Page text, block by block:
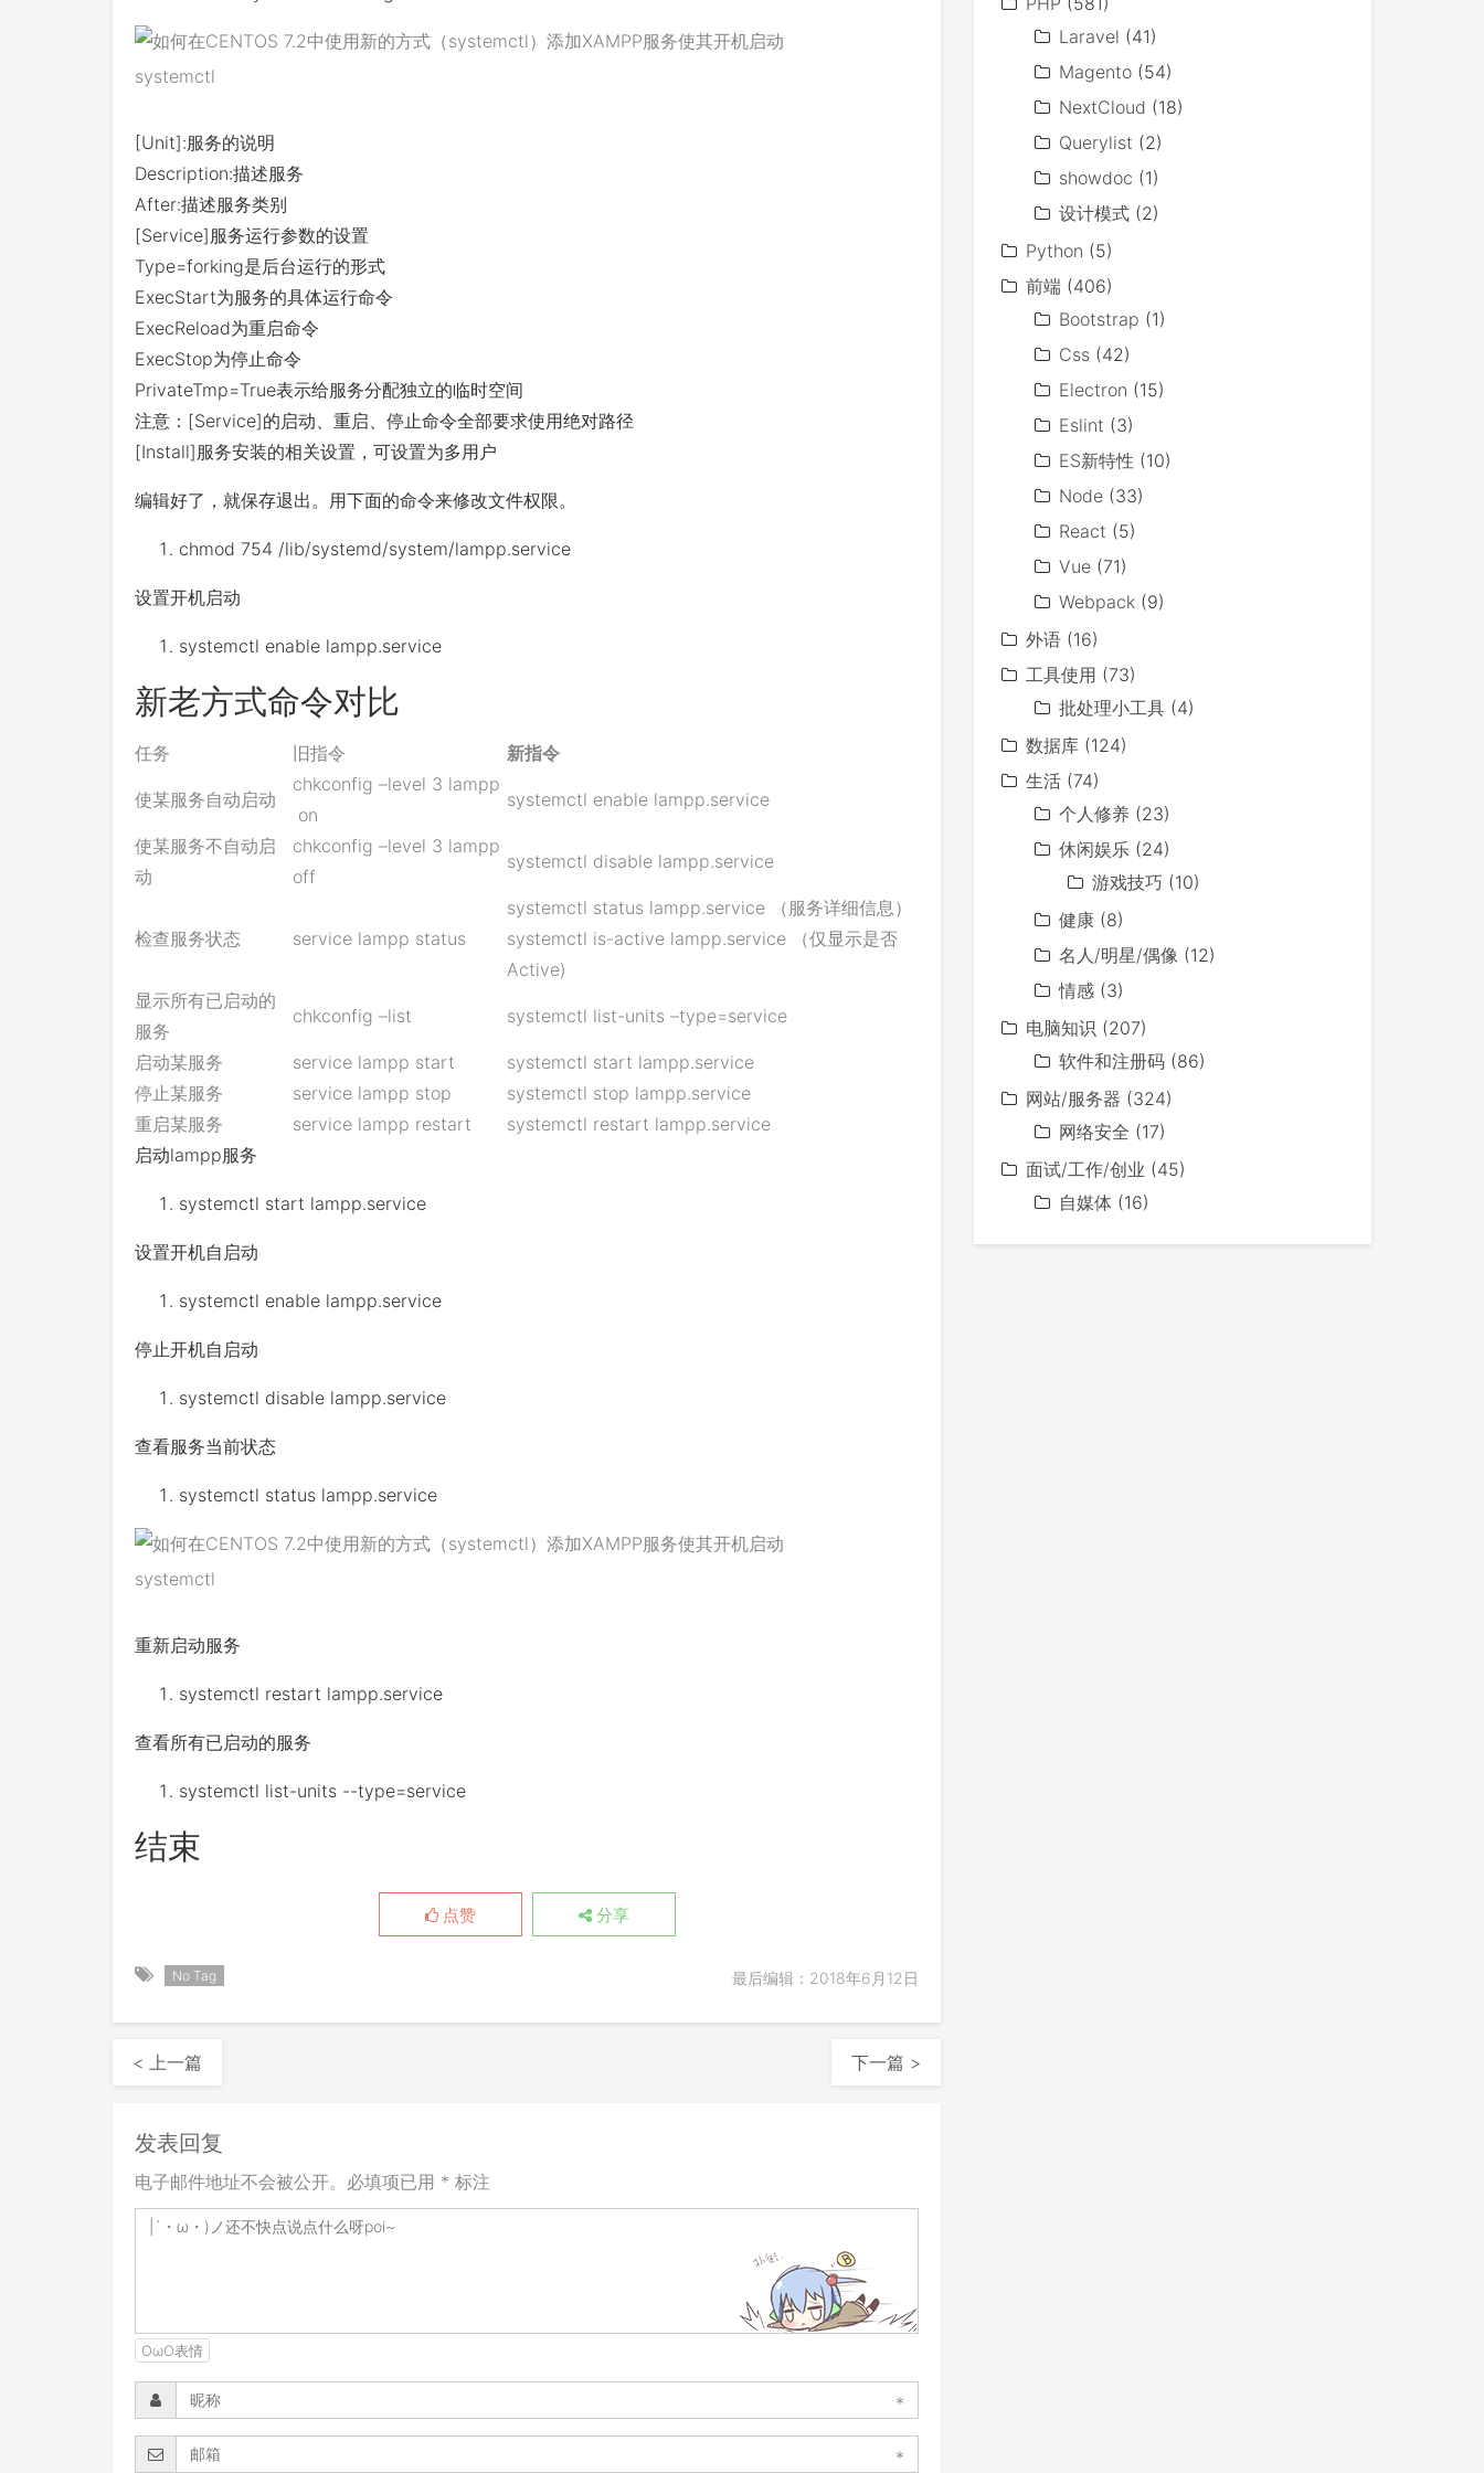
systemctl
[Unit]:服务的说明
Description:描述服务
After:描述服务类别
[Service]服务运行参数的设置
Type=forking是后台运行的形式
ExecStart为服务的具体运行命令
ExecReload为重启命令
ExecStop为停止命令
PrivateTmp=True表示给服务分配独立的临时空间
注意：[Service]的启动、重启、停止命令全部要求使用绝对路径
[Install]服务安装的相关设置，可设置为多用户
编辑好了，就保存退出。用下面的命令来修改文件权限。
chmod 754 /lib/systemd/system/lampp.service
设置开机启动
systemctl enable lampp.service
新老方式命令对比
任务 旧指令 新指令
使某服务自动启动
chkconfig –level 3 lampp
on
systemctl enable lampp.service
使某服务不自动启
动
chkconfig –level 3 lampp
off
systemctl disable lampp.service
检查服务状态 service lampp status
systemctl status lampp.service （服务详细信息）
systemctl is-active lampp.service （仅显示是否
Active)
显示所有已启动的
服务
chkconfig –list systemctl list-units –type=service
启动某服务 service lampp start
systemctl start lampp.service
停止某服务
service lampp stop
systemctl stop lampp.service
重启某服务
service lampp restart
systemctl restart lampp.service
启动lampp服务
systemctl start lampp.service
设置开机自启动
systemctl enable lampp.service
停止开机自启动
systemctl disable lampp.service
查看服务当前状态
systemctl status lampp.service
systemctl
重新启动服务
systemctl restart lampp.service
查看所有已启动的服务
systemctl list-units --type=service
结束
点赞 分享
No Tag 最后编辑：2018年6月12日
< 上一篇 下一篇 >
发表回复
电子邮件地址不会被公开。必填项已用 * 标注
OωO表情
*
*
Laravel (41)
Magento (54)
NextCloud (18)
Querylist (2)
showdoc (1)
设计模式 (2)
Python (5)
前端 (406)
Bootstrap (1)
Css (42)
Electron (15)
Eslint (3)
ES新特性 (10)
Node (33)
React (5)
Vue (71)
Webpack (9)
外语 (16)
工具使用 (73)
批处理小工具 (4)
数据库 (124)
生活 (74)
个人修养 (23)
休闲娱乐 (24)
游戏技巧 (10)
健康 (8)
名人/明星/偶像 (12)
情感 (3)
电脑知识 (207)
软件和注册码 (86)
网站/服务器 (324)
网络安全 (17)
面试/工作/创业 (45)
自媒体 (16)